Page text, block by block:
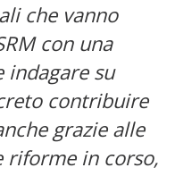
che vanno
con una
indagare su
contribuire
grazie alle
riforme in corso,